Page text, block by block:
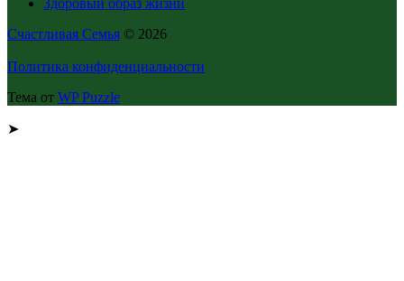
Счастливая Семья © 2026
Политика конфиденциальности
Тема от WP Puzzle
➤